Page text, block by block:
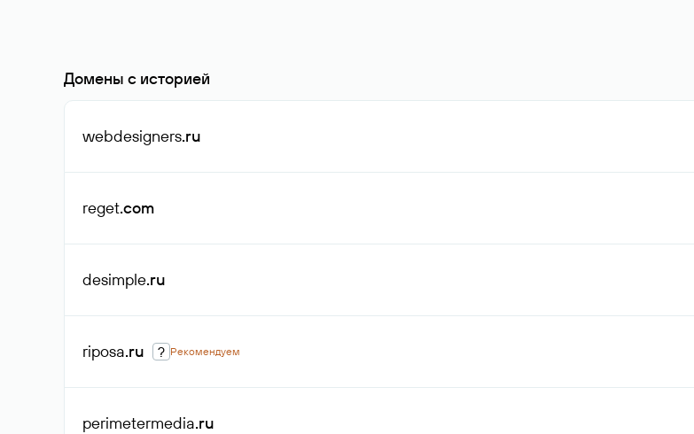
Домены с историей
webdesigners.ru
reget.com
desimple.ru
riposa.ru ? Рекомендуем
perimetermedia.ru